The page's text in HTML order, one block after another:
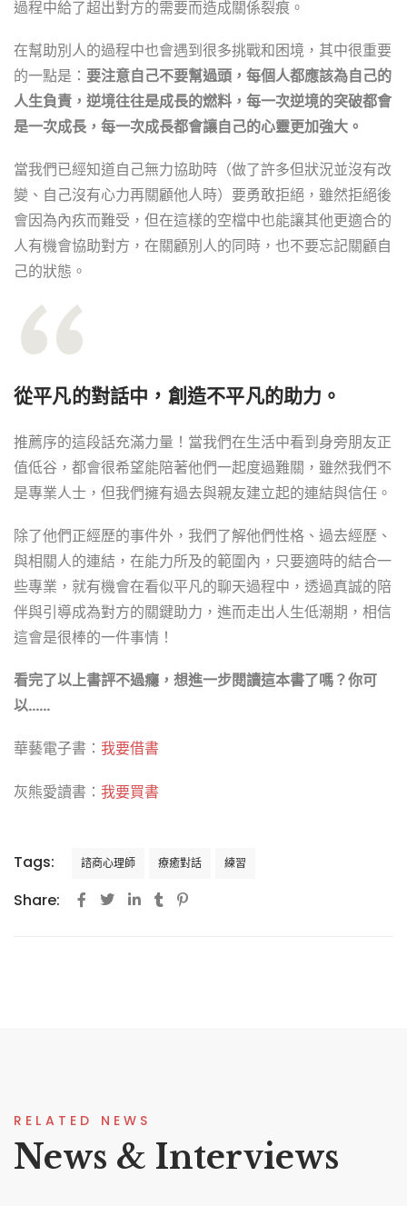
過程中給了超出對方的需要而造成關係裂痕。
在幫助別人的過程中也會遇到很多挑戰和困境，其中很重要
的一點是： 要注意自己不要幫過頭，每個人都應該為自己的
人生負責，逆境往往是成長的燃料，每一次逆境的突破都會
是一次成長，每一次成長都會讓自己的心靈更加強大。
當我們已經知道自己無力協助時（做了許多但狀況並沒有改
變、自己沒有心力再關顧他人時）要勇敢拒絕，雖然拒絕後
會因為內疚而難受，但在這樣的空檔中也能讓其他更適合的
人有機會協助對方，在關顧別人的同時，也不要忘記關顧自
己的狀態。
從平凡的對話中，創造不平凡的助力。
推薦序的這段話充滿力量！當我們在生活中看到身旁朋友正
值低谷，都會很希望能陪著他們一起度過難關，雖然我們不
是專業人士，但我們擁有過去與親友建立起的連結與信任。
除了他們正經歷的事件外，我們了解他們性格、過去經歷、
與相關人的連結，在能力所及的範圍內，只要適時的結合一
些專業，就有機會在看似平凡的聊天過程中，透過真誠的陪
伴與引導成為對方的關鍵助力，進而走出人生低潮期，相信
這會是很棒的一件事情！
看完了以上書評不過癮，想進一步閱讀這本書了嗎？你可
以……
華藝電子書： 我要借書
灰熊愛讀書： 我要買書
Tags: 諮商心理師 療癒對話 練習
Share:
RELATED NEWS
News & Interviews